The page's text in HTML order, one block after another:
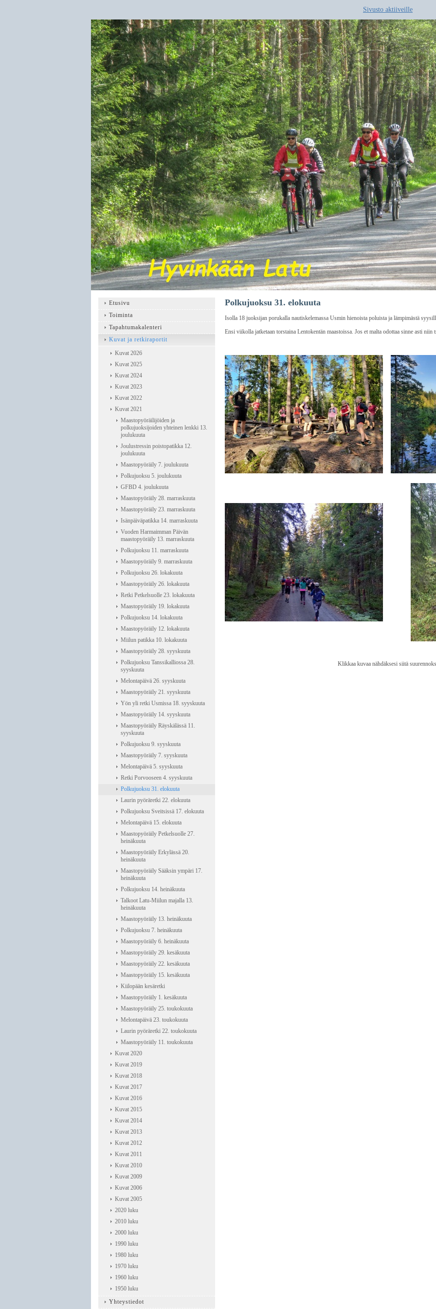
Sivusto aktiiveille
Polkujuoksu 31. elokuuta
Isolla 18 juoksijan porukalla nautiskelemassa Usmin hienoista poluista ja lämpimästä
Ensi viikolla jatketaan torstaina Lentokentän maastoissa. Jos et malta odottaa sinne asti
Klikkaa kuvaa nähdäksesi siitä
Etusivu
Toiminta
Tapahtumakalenteri
Kuvat ja retkiraportit
Kuvat 2026
Kuvat 2025
Kuvat 2024
Kuvat 2023
Kuvat 2022
Kuvat 2021
Maastopyöräilijöiden ja
polkujuoksijoiden yhteinen lenkki 13.
joulukuuta
Joulustressin poistopatikka 12.
joulukuuta
Maastopyöräily 7. joulukuuta
Polkujuoksu 5. joulukuuta
GFBD 4. joulukuuta
Maastopyöräily 28. marraskuuta
Maastopyöräily 23. marraskuuta
Isänpäiväpatikka 14. marraskuuta
Vuoden Harmaimman Päivän
maastopyöräily 13. marraskuuta
Polkujuoksu 11. marraskuuta
Maastopyöräily 9. marraskuuta
Polkujuoksu 26. lokakuuta
Maastopyöräily 26. lokakuuta
Retki Petkelsuolle 23. lokakuuta
Maastopyöräily 19. lokakuuta
Polkujuoksu 14. lokakuuta
Maastopyöräily 12. lokakuuta
Miilun patikka 10. lokakuuta
Maastopyöräily 28. syyskuuta
Polkujuoksu Tanssikalliossa 28.
syyskuuta
Melontapäivä 26. syyskuuta
Maastopyöräily 21. syyskuuta
Yön yli retki Usmissa 18. syyskuuta
Maastopyöräily 14. syyskuuta
Maastopyöräily Räyskälässä 11.
syyskuuta
Polkujuoksu 9. syyskuuta
Maastopyöräily 7. syyskuuta
Melontapäivä 5. syyskuuta
Retki Porvooseen 4. syyskuuta
Polkujuoksu 31. elokuuta
Laurin pyöräretki 22. elokuuta
Polkujuoksu Sveitsissä 17. elokuuta
Melontapäivä 15. elokuuta
Maastopyöräily Petkelsuolle 27.
heinäkuuta
Maastopyöräily Erkylässä 20.
heinäkuuta
Maastopyöräily Sääksin ympäri 17.
heinäkuuta
Polkujuoksu 14. heinäkuuta
Talkoot Latu-Miilun majalla 13.
heinäkuuta
Maastopyöräily 13. heinäkuuta
Polkujuoksu 7. heinäkuuta
Maastopyöräily 6. heinäkuuta
Maastopyöräily 29. kesäkuuta
Maastopyöräily 22. kesäkuuta
Maastopyöräily 15. kesäkuuta
Kiilopään kesäretki
Maastopyöräily 1. kesäkuuta
Maastopyöräily 25. toukokuuta
Melontapäivä 23. toukokuuta
Laurin pyöräretki 22. toukokuuta
Maastopyöräily 11. toukokuuta
Kuvat 2020
Kuvat 2019
Kuvat 2018
Kuvat 2017
Kuvat 2016
Kuvat 2015
Kuvat 2014
Kuvat 2013
Kuvat 2012
Kuvat 2011
Kuvat 2010
Kuvat 2009
Kuvat 2006
Kuvat 2005
2020 luku
2010 luku
2000 luku
1990 luku
1980 luku
1970 luku
1960 luku
1950 luku
Yhteystiedot